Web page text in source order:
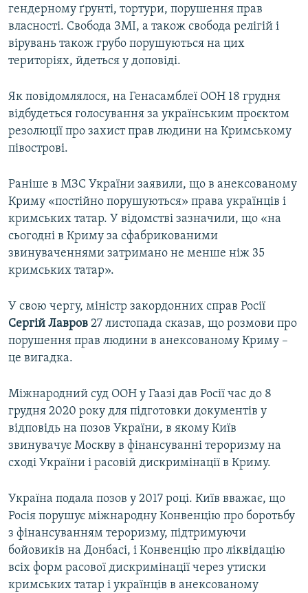
гендерному ґрунті, тортури, порушення прав
власності. Свобода ЗМІ, а також свобода релігій і
вірувань також грубо порушуються на цих
територіях, йдеться у доповіді.
Як повідомлялося, на Генасамблеї ООН 18 грудня
відбудеться голосування за українським проєктом
резолюції про захист прав людини на Кримському
півострові.
Раніше в МЗС України заявили, що в анексованому
Криму «постійно порушуються» права українців і
кримських татар. У відомстві зазначили, що «на
сьогодні в Криму за сфабрикованими
звинуваченнями затримано не менше ніж 35
кримських татар».
У свою чергу, міністр закордонних справ Росії
Сергій Лавров 27 листопада сказав, що розмови про
порушення прав людини в анексованому Криму –
це вигадка.
Міжнародний суд ООН у Гаазі дав Росії час до 8
грудня 2020 року для підготовки документів у
відповідь на позов України, в якому Київ
звинувачує Москву в фінансуванні тероризму на
сході України і расовій дискримінації в Криму.
Україна подала позов у 2017 році. Київ вважає, що
Росія порушує міжнародну Конвенцію про боротьбу
з фінансуванням тероризму, підтримуючи
бойовиків на Донбасі, і Конвенцію про ліквідацію
всіх форм расової дискримінації через утиски
кримських татар і українців в анексованому